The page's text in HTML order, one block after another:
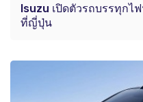
Isuzu เปิดตัวรถบรรทุกไ
ที่ญี่ปุ่น